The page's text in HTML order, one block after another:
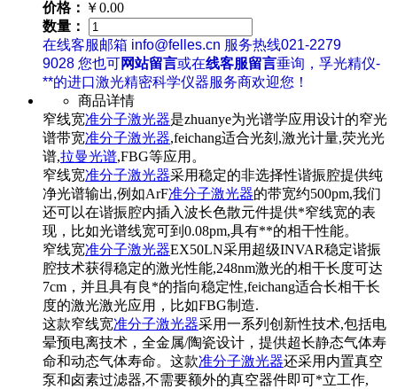
价格： ￥0.00
数量：
在线客服邮箱 info@felles.cn 服务热线021-2279
9028 您也可网站留言或在线客服留言垂询，孚光精仪-
**的进口激光精密科学仪器服务商欢迎您！
商品详情
窄线宽准分子激光器是zhuanye为光谱学应用设计的窄光
谱带宽准分子激光器,feichang适合光刻,激光计量,荧光光
谱,拉曼光谱,FBG等应用。
窄线宽准分子激光器采用稳定的非选择性谐振腔提供纯
净光谱输出,例如ArF准分子激光器的带宽约500pm,我们
还可以在谐振腔内插入波长色散元件提供*窄线宽的表
现，比如光谱线宽可到0.08pm,具有**的相干性能。
窄线宽准分子激光器EX50LN采用超级INVAR稳定谐振
腔技术获得稳定的激光性能,248nm激光的相干长度可达
7cm，并且具有良*的指向稳定性,feichang适合长相干长
度的激光激光应用，比如FBG制造.
这款窄线宽准分子激光器采用一系列创新性技术,包括电
晕预电离技术，全金属/陶瓷设计，提供超长静态气体寿
命和动态气体寿命。这款准分子激光器还采用内置真空
泵和卤素过滤器,不需要额外的真空器件即可*立工作,